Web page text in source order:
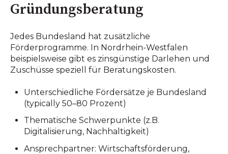
Gründungsberatung
Jedes Bundesland hat zusätzliche
Förderprogramme. In Nordrhein-Westfalen
beispielsweise gibt es zinsgünstige Darlehen und
Zuschüsse speziell für Beratungskosten.
Unterschiedliche Fördersätze je Bundesland
(typically 50–80 Prozent)
Thematische Schwerpunkte (z.B.
Digitalisierung, Nachhaltigkeit)
Ansprechpartner: Wirtschaftsförderung,